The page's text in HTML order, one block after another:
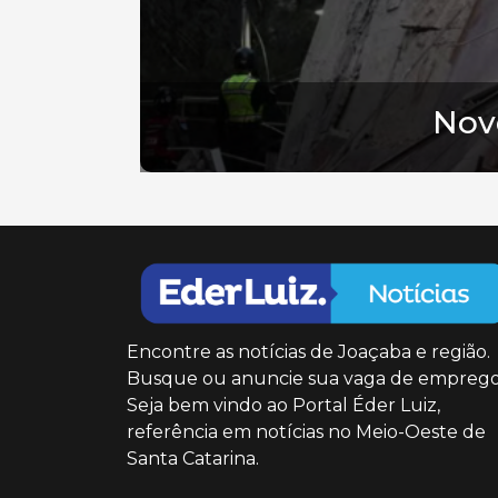
Encontre as notícias de Joaçaba e região.
Busque ou anuncie sua vaga de
Seja bem vindo ao Portal Éder Luiz,
referência em notícias no Meio-Oeste de
Santa Catarina.